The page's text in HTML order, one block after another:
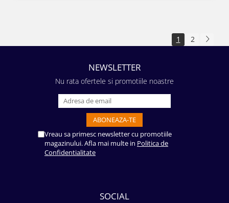
1 2
NEWSLETTER
Nu rata ofertele si promotiile noastre
Vreau sa primesc newsletter cu promotiile
magazinului. Afla mai multe in Politica de
Confidentialitate
SOCIAL